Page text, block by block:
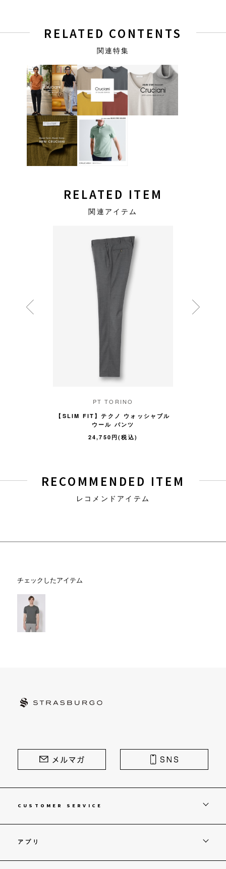
RELATED CONTENTS
関連特集
RELATED ITEM
関連アイテム
PT TORINO
【SLIM FIT】テクノ ウォッシャブル
ウール パンツ
24,750円(税込)
RECOMMENDED ITEM
レコメンドアイテム
チェックしたアイテム
CUSTOMER SERVICE
アプリ